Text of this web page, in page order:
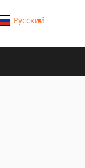
Русский